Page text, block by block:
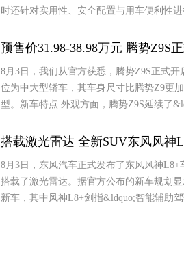
时还针对实用性、安全配置与用车便利性
预售价31.98-38.98万元 腾势Z9S
8月3日，我们从官方获悉，腾势Z9S正式
位为中大型轿车，其车身尺寸比腾势Z9更
型。新车特点 外观方面，腾势Z9S延续了
搭载激光雷达 全新SUV东风风神
8月3日，东风汽车正式发布了东风风神
搭载了激光雷达。据官方公布的新车规划
新车，其中风神L8+剑指&ldquo;智能辅助